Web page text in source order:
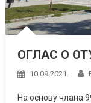
ОГЛАС О
10.09.2021.
На основу члана